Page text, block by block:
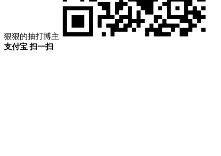
狠狠的抽打博主
支付宝 扫一扫